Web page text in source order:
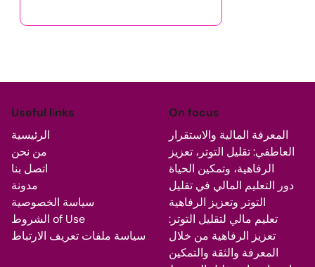
Useful links
الرئيسية
من نحن
اتصل بنا
مدونة
سياسة الخصوصية
الشروط of Use
سياسة ملفات تعريف الارتباط
On focus
المعرفة المالية والاستقرار
العاطفي: تقليل التوتر، تعزيز
الرفاهية، وتمكين الحياة
دور التعليم المالي في تقليل
التوتر وتعزيز الرفاهية
تعليم مالي لتقليل التوتر:
تعزيز الرفاهية من خلال
المعرفة والثقة والتمكين